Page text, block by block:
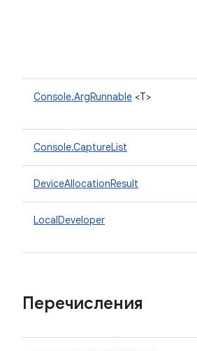
Console.ArgRunnable <T>
Console.CaptureList
DeviceAllocationResult
LocalDeveloper
Перечисления